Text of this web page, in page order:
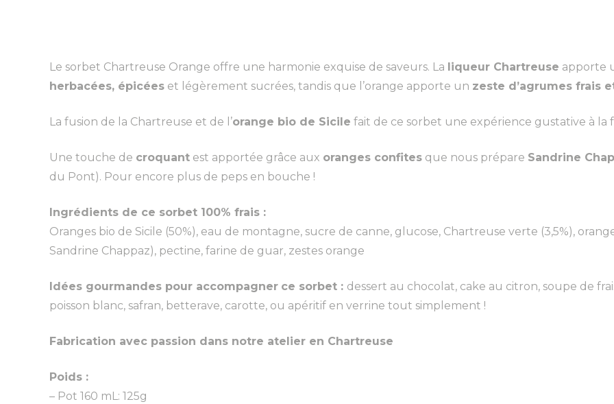
Le sorbet Chartreuse Orange offre une harmonie exquise de saveurs. La liqueur Chartreuse apporte
herbacées, épicées et légèrement sucrées, tandis que l’orange apporte un zeste d’agrumes frais
La fusion de la Chartreuse et de l’orange bio de Sicile fait de ce sorbet une expérience gustative à la
Une touche de croquant est apportée grâce aux oranges confites que nous prépare Sandrine
du Pont). Pour encore plus de peps en bouche !
Ingrédients de ce sorbet 100% frais :
Oranges bio de Sicile (50%), eau de montagne, sucre de canne, glucose, Chartreuse verte (3,5%),
Sandrine Chappaz), pectine, farine de guar, zestes orange
Idées gourmandes pour accompagner ce sorbet : dessert au chocolat, cake au citron, soupe de
poisson blanc, safran, betterave, carotte, ou apéritif en verrine tout simplement !
Fabrication avec passion dans notre atelier en Chartreuse
Poids :
– Pot 160 mL: 125g